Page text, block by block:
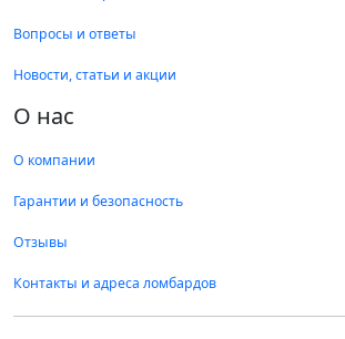
Вопросы и ответы
Новости, статьи и акции
О нас
О компании
Гарантии и безопасность
Отзывы
Контакты и адреса ломбардов